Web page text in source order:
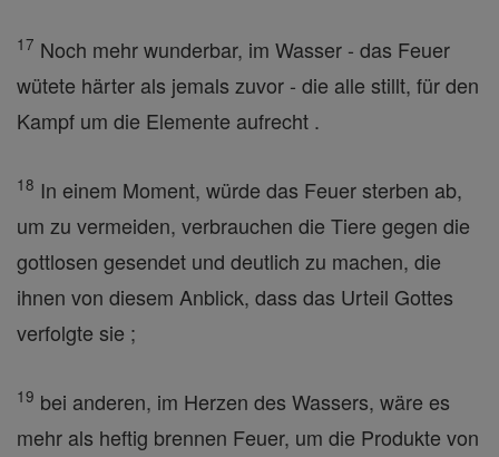
17 Noch mehr wunderbar, im Wasser - das Feuer
wütete härter als jemals zuvor - die alle stillt, für den
Kampf um die Elemente aufrecht .
18 In einem Moment, würde das Feuer sterben ab,
um zu vermeiden, verbrauchen die Tiere gegen die
gottlosen gesendet und deutlich zu machen, die
ihnen von diesem Anblick, dass das Urteil Gottes
verfolgte sie ;
19 bei anderen, im Herzen des Wassers, wäre es
mehr als heftig brennen Feuer, um die Produkte von